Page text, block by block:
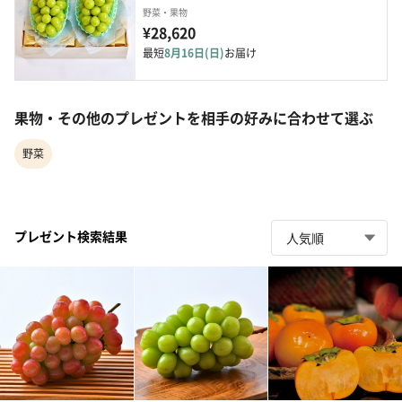
野菜・果物
¥28,620
最短8月16日(日)お届け
果物・その他のプレゼントを相手の好みに合わせて選ぶ
野菜
プレゼント検索結果